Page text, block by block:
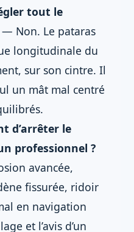
tout le
— Non. Le pataras
longitudinale du
sur son cintre. Il
un mât mal centré
d’arrêter le
professionnel ?
avancée,
fissurée, ridoir
en navigation
et l’avis d’un